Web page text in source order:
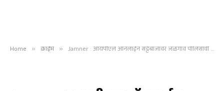
Home » क्राईम » Jamner : आयपीएल ऑनलाईन सट्टेबाजांवर जळगाव पोलिसांची धडक